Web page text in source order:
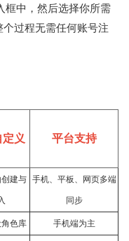
框中，然后选择你所需
过程无需任何账号注
义 平台支持
建与 手机、平板、网页多端
同步
色库 手机端为主